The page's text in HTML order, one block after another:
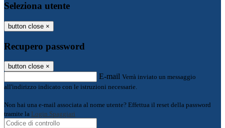
Seleziona utente
button close ×
Recupero password
button close ×
E-mail Verrà inviato un messaggio
all'indirizzo indicato con le istruzioni necessarie.
Non hai una e-mail associata al nome utente? Effettua il reset della password
tramite la Login Spaggiari